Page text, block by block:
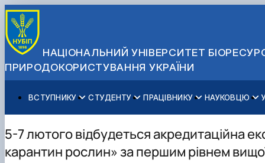
НАЦІОНАЛЬНИЙ УНІВЕРСИТЕТ
ПРИРОДОКОРИСТУВАННЯ УКРАЇНИ
ВСТУПНИКУ
Вступ до НУБіП України 2026
Приймальна комісія
Правила прийому
Для осіб з тимчасово окупованих територій
СТУДЕНТУ
Навчання
Додаткова освіта
Позанавчальна діяльність
Студентське самоврядування
ПРАЦІВНИКУ
Освітній процес
Міжнародна діяльність
Довідкова інформація
Профспілкова організація
НАУКОВЦЮ
Наукова діяльність
Аспіранту / Докторанту
Захисти дисертацій
Законодавче та нормативне забезпечення
Управління і самоврядування
Загальна інформація
Офіційні документи
Стратегія розвитку на період 2026-2030рр.
5-7 лютого відбудеться акредитаційна
карантин рослин» за першим рівнем